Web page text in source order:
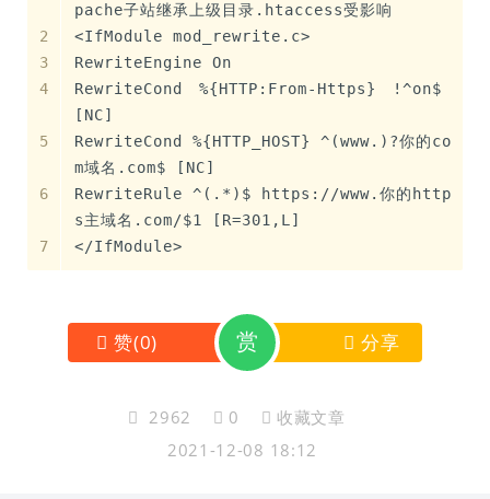
pache子站继承上级目录.htaccess受影响
<IfModule mod_rewrite.c>
RewriteEngine On
RewriteCond %{HTTP:From-Https} !^on$
[NC]
RewriteCond %{HTTP_HOST} ^(www.)?你的co
m域名.com$ [NC]
RewriteRule ^(.*)$ https://www.你的http
s主域名.com/$1 [R=301,L]
</IfModule>
赞(0) 赏 分享
2962 0
收藏文章
2021-12-08 18:12